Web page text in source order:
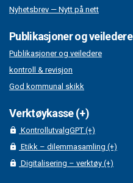
Nyhetsbrev — Nytt på nett
Publikasjoner og veiledere
Publikasjoner og veiledere
kontroll & revisjon
God kommunal skikk
Verktøykasse (+)
KontrollutvalgGPT (+)
Etikk – dilemmasamling (+)
Digitalisering – verktøy (+)